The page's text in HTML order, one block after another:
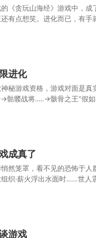
《贪玩山海经》游戏中，
有点想笑。进化而已，有
言出法随，一念沧海，一念
进化
秘游戏资格，游戏对面是
髅战将.....→骸骨之王“假如
绝巅。
成真了
然笼罩，看不见的恐怖于
织·薪火浮出水面时……世人
游戏